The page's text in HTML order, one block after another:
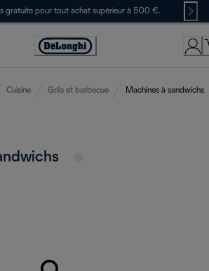
gratuite pour tout achat supérieur à 500 €.
Déclaration
Cuisine Grils et barbecue Machines à sandwichs